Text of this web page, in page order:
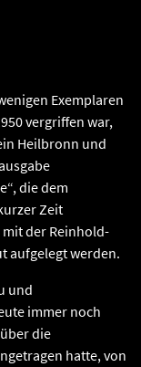
Exemplaren
vergriffen war,
Heilbronn und
die dem
Zeit
der Reinhold-
aufgelegt werden.
und
immer noch
die
hatte, von